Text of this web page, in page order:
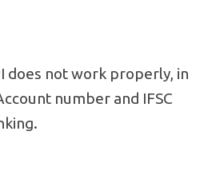
does not work properly, in
number and IFSC